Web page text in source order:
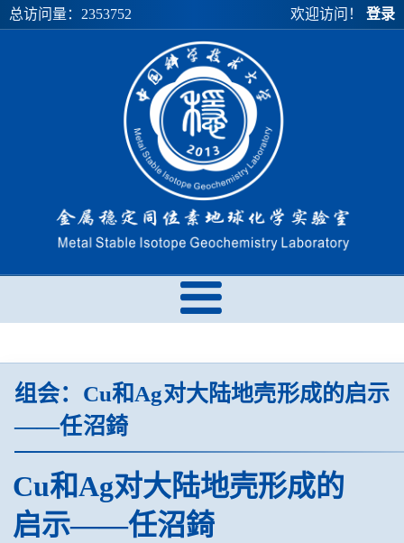
总访问量： 2353752 欢迎访问！ 登录
组会：Cu和Ag对大陆地壳形成的启示
——任沼錡
Cu和Ag对大陆地壳形成的
启示——任沼錡